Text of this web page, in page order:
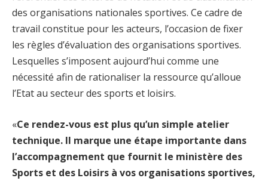
des organisations nationales sportives. Ce cadre de
travail constitue pour les acteurs, l’occasion de fixer
les règles d’évaluation des organisations sportives.
Lesquelles s’imposent aujourd’hui comme une
nécessité afin de rationaliser la ressource qu’alloue
l’Etat au secteur des sports et loisirs.
«Ce rendez-vous est plus qu’un simple atelier
technique. Il marque une étape importante dans
l’accompagnement que fournit le ministère des
Sports et des Loisirs à vos organisations sportives,